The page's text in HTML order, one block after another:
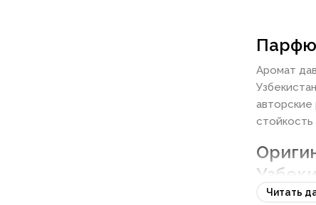
Аромат
авторские
стойкость
Читать